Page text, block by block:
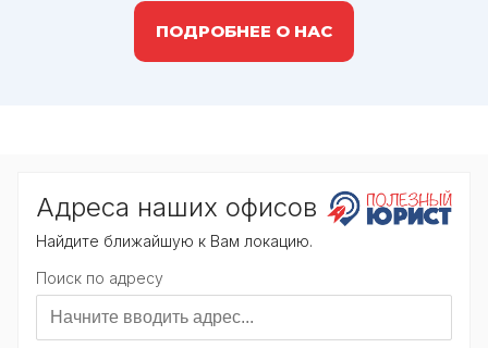
ПОДРОБНЕЕ О НАС